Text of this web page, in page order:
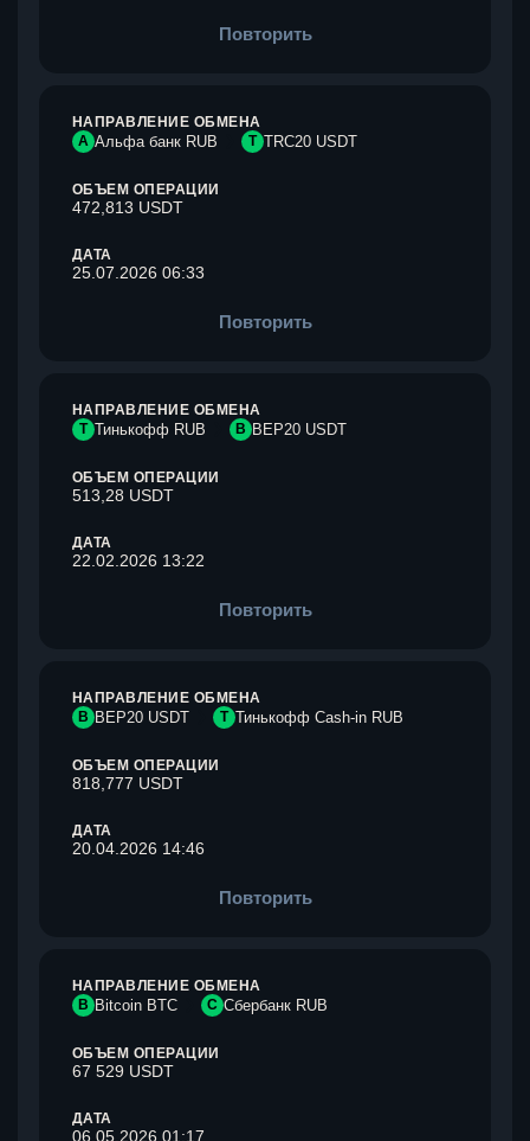
Повторить
НАПРАВЛЕНИЕ ОБМЕНА
А Альфа банк RUB T TRC20 USDT
ОБЪЕМ ОПЕРАЦИИ
472,813 USDT
ДАТА
25.07.2026 06:33
Повторить
НАПРАВЛЕНИЕ ОБМЕНА
Т Тинькофф RUB B BEP20 USDT
ОБЪЕМ ОПЕРАЦИИ
513,28 USDT
ДАТА
22.02.2026 13:22
Повторить
НАПРАВЛЕНИЕ ОБМЕНА
B BEP20 USDT Т Тинькофф Cash-in RUB
ОБЪЕМ ОПЕРАЦИИ
818,777 USDT
ДАТА
20.04.2026 14:46
Повторить
НАПРАВЛЕНИЕ ОБМЕНА
B Bitcoin BTC С Сбербанк RUB
ОБЪЕМ ОПЕРАЦИИ
67 529 USDT
ДАТА
06.05.2026 01:17